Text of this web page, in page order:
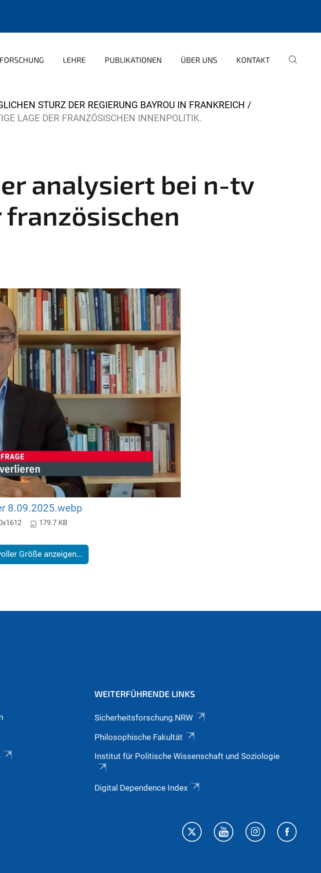
FORSCHUNG LEHRE PUBLIKATIONEN ÜBER UNS KONTAKT
STURZ DER REGIERUNG BAYROU IN FRANKREICH
LAGE DER FRANZÖSISCHEN INNENPOLITIK.
analysiert bei n-tv
französischen
8.09.2025.webp
179.7 KB
Größe anzeigen…
WEITERFÜHRENDE LINKS
Sicherheitsforschung.NRW
Philosophische Fakultät
Institut für Politische Wissenschaft und Soziologie
Digital Dependence Index